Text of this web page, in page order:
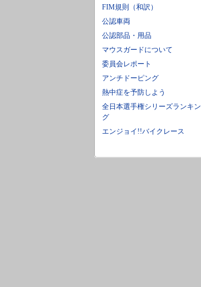
FIM規則（和訳）
公認車両
公認部品・用品
マウスガードについて
委員会レポート
アンチドーピング
熱中症を予防しよう
全日本選手権シリーズランキン
グ
エンジョイ!!バイクレース